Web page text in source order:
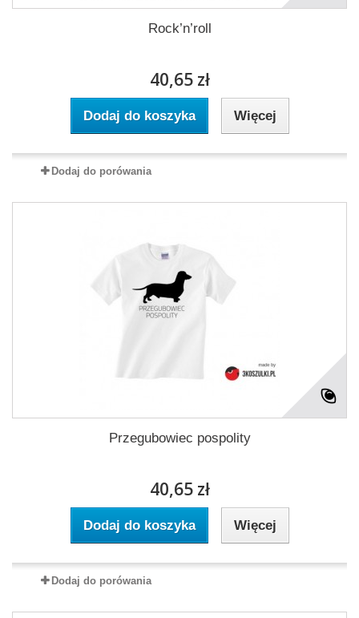
Rock’n’roll
40,65 zł
Dodaj do koszyka Więcej
Dodaj do porówania
Przegubowiec pospolity
40,65 zł
Dodaj do koszyka Więcej
Dodaj do porówania